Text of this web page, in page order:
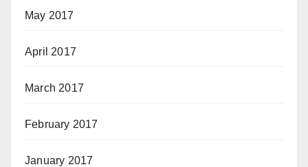
May 2017
April 2017
March 2017
February 2017
January 2017